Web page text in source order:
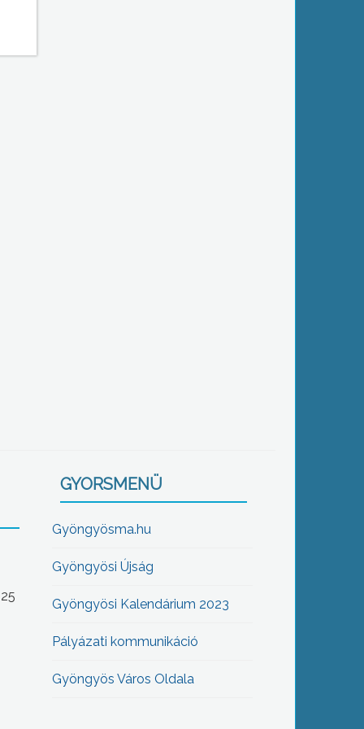
GYORSMENÜ
Gyöngyösma.hu
Gyöngyösi Újság
Gyöngyösi Kalendárium 2023
Pályázati kommunikáció
Gyöngyös Város Oldala